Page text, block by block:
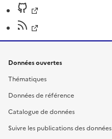
Données ouvertes
Thématiques
Données de référence
Catalogue de données
Suivre les publications des données